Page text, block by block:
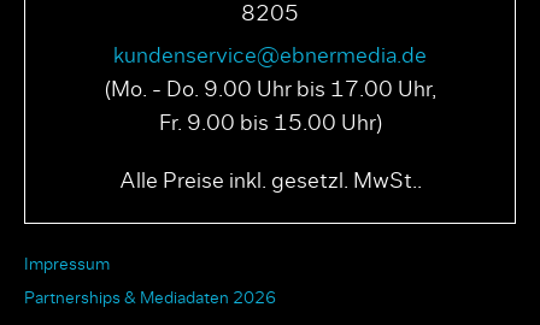
8205
kundenservice@ebnermedia.de
(Mo. - Do. 9.00 Uhr bis 17.00 Uhr,
Fr. 9.00 bis 15.00 Uhr)
Alle Preise inkl. gesetzl. MwSt..
Impressum
Partnerships & Mediadaten 2026